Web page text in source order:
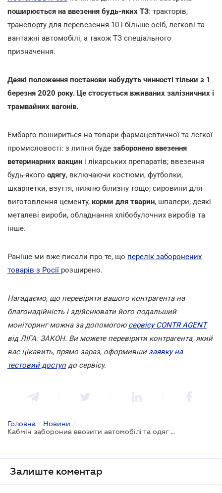
поширюється на ввезення будь-яких ТЗ: тракторів,
транспорту для перевезення 10 і більше осіб, легкові та
вантажні автомобілі, а також ТЗ спеціального
призначення.
Деякі положення постанови набудуть чинності тільки з 1
березня 2020 року. Це стосується вживаних залізничних і
трамвайних вагонів.
Ембарго пошириться на товари фармацевтичної та легкої
промисловості: з липня буде заборонено ввезення
ветеринарних вакцин і лікарських препаратів; ввезення
будь-якого одягу, включаючи костюми, футболки,
шкарпетки, взуття, нижню білизну тощо; сировини для
виготовлення цементу, корми для тварин, шпалери, деякі
металеві вироби, обладнання хлібобулочних виробів та
інше.
Раніше ми вже писали про те, що перелік заборонених
товарів з Росії розширено.
Нагадаємо, що перевірити вашого контрагента на
благонадійність і здійснювати його подальший
моніторинг можна за допомогою сервісу CONTR AGENT
від ЛІГА: ЗАКОН. Ви можете перевірити контрагента, який
вас цікавить, прямо зараз, оформивши заявку на
тестовий доступдо сервісу.
Головна / Новини /
Кабмін заборонив ввозити автомобілі та одяг з Росії
Залиште коментар